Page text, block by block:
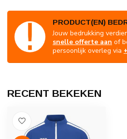
PRODUCT(EN)
Jouw bedrukking
snelle offerte aan of
persoonlijk overleg via
RECENT BEKEKEN